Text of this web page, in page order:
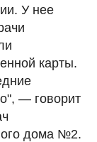
У нее
карты.
— говорит
дома №2.